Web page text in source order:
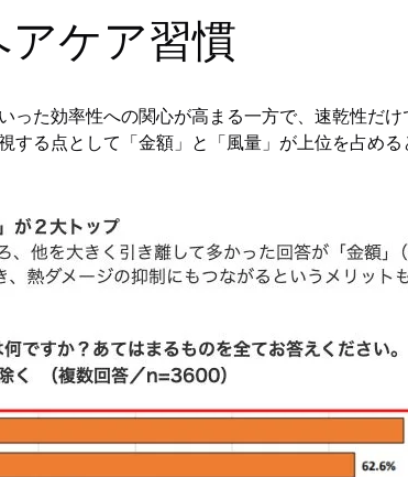
ケア習慣
た効率性への関心が高まる一方で、速乾性だ
る点として「金額」と「風量」が上位を占める